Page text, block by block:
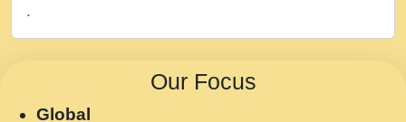
Chahe Ram Ho Chahe Shyam Ho.mp3
मझ अपन जवन बनन न आय, रठ हर क मनन न आय
.
Our Focus
Global